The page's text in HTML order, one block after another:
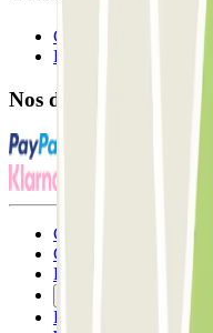
Contactez-nous
FAQ
Nos différents modes
Conditions générales
Conditions d'annulation
Politique relative aux
Politique de